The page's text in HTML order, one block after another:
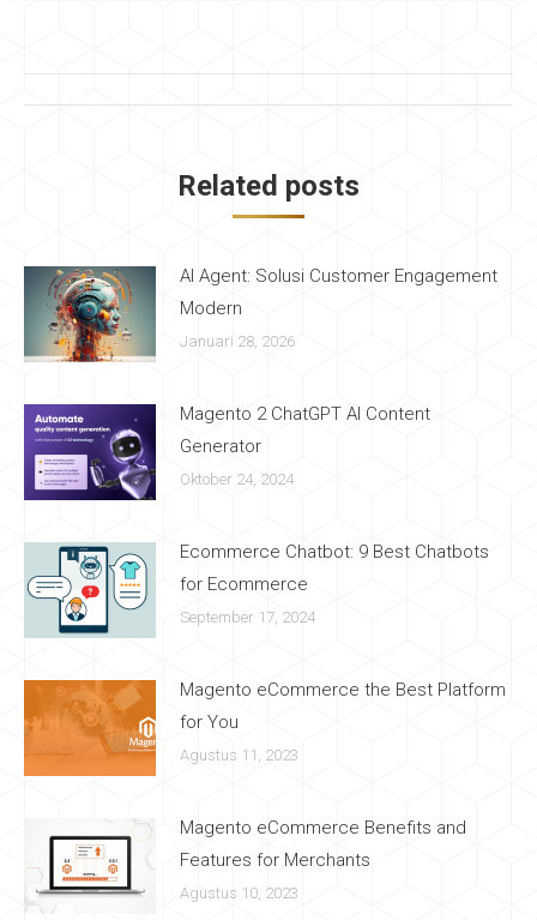
Post
Related posts
AI Agent: Solusi Customer Engagement
Modern
Januari 28, 2026
Magento 2 ChatGPT AI Content
Generator
Oktober 24, 2024
Ecommerce Chatbot: 9 Best Chatbots
for Ecommerce
September 17, 2024
Magento eCommerce the Best Platform
for You
Agustus 11, 2023
Magento eCommerce Benefits and
Features for Merchants
Agustus 10, 2023